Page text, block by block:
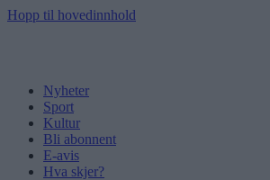
Hopp til hovedinnhold
Nyheter
Sport
Kultur
Bli abonnent
E-avis
Hva skjer?